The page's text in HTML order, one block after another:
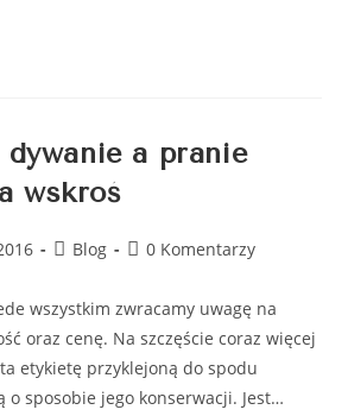
a pranie
wskroś
Blog 0 Komentarzy
wszystkim zwracamy uwagę na
oraz cenę. Na szczęście coraz więcej
etykietę przyklejoną do spodu
sposobie jego konserwacji. Jest…